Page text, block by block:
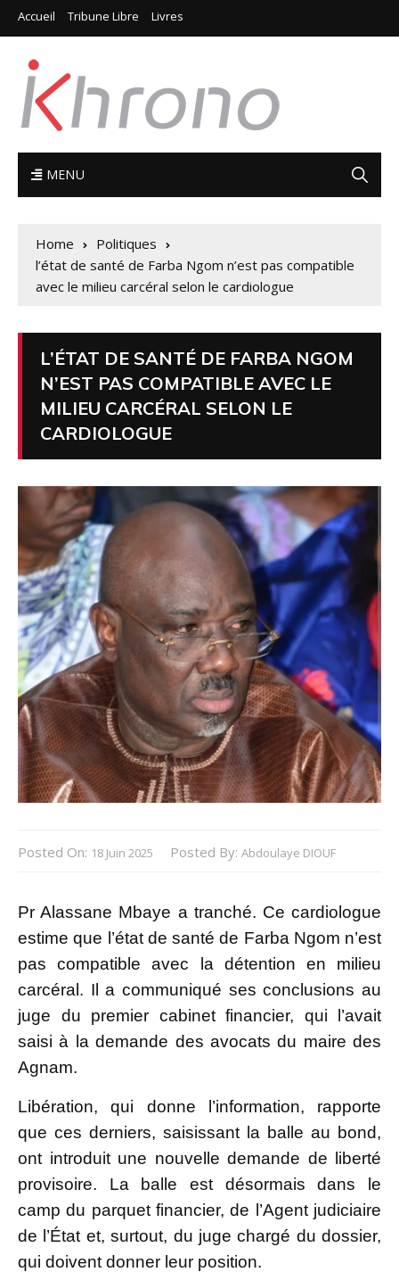
Accueil Tribune Libre Livres
MENU
Home
Politiques
l’état de santé de Farba Ngom n’est pas compatible
avec le milieu carcéral selon le cardiologue
L’ÉTAT DE SANTÉ DE FARBA NGOM
N’EST PAS COMPATIBLE AVEC LE
MILIEU CARCÉRAL SELON LE
CARDIOLOGUE
Posted On: 18 Juin 2025 Posted By: Abdoulaye DIOUF
Pr Alassane Mbaye a tranché. Ce cardiologue
estime que l’état de santé de Farba Ngom n’est
pas compatible avec la détention en milieu
carcéral. Il a communiqué ses conclusions au
juge du premier cabinet financier, qui l’avait
saisi à la demande des avocats du maire des
Agnam.
Libération, qui donne l’information, rapporte
que ces derniers, saisissant la balle au bond,
ont introduit une nouvelle demande de liberté
provisoire. La balle est désormais dans le
camp du parquet financier, de l’Agent judiciaire
de l’État et, surtout, du juge chargé du dossier,
qui doivent donner leur position.